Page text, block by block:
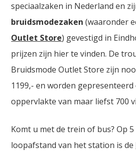
speciaalzaken in Nederland en
bruidsmodezaken (waaronder
Outlet Store) gevestigd in
prijzen zijn hier te vinden. De
Bruidsmode Outlet Store zijn
1199,- en worden
oppervlakte van maar liefst 700
Komt u met de trein of bus? Op
loopafstand van het station is de